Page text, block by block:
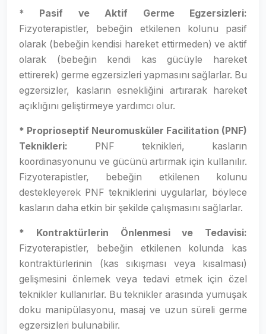
* Pasif ve Aktif Germe Egzersizleri:
Fizyoterapistler, bebeğin etkilenen kolunu pasif
olarak (bebeğin kendisi hareket ettirmeden) ve aktif
olarak (bebeğin kendi kas gücüyle hareket
ettirerek) germe egzersizleri yapmasını sağlarlar. Bu
egzersizler, kasların esnekliğini artırarak hareket
açıklığını geliştirmeye yardımcı olur.
* Proprioseptif Neuromusküler Facilitation (PNF)
Teknikleri: PNF teknikleri, kasların
koordinasyonunu ve gücünü artırmak için kullanılır.
Fizyoterapistler, bebeğin etkilenen kolunu
destekleyerek PNF tekniklerini uygularlar, böylece
kasların daha etkin bir şekilde çalışmasını sağlarlar.
* Kontraktürlerin Önlenmesi ve Tedavisi:
Fizyoterapistler, bebeğin etkilenen kolunda kas
kontraktürlerinin (kas sıkışması veya kısalması)
gelişmesini önlemek veya tedavi etmek için özel
teknikler kullanırlar. Bu teknikler arasında yumuşak
doku manipülasyonu, masaj ve uzun süreli germe
egzersizleri bulunabilir.